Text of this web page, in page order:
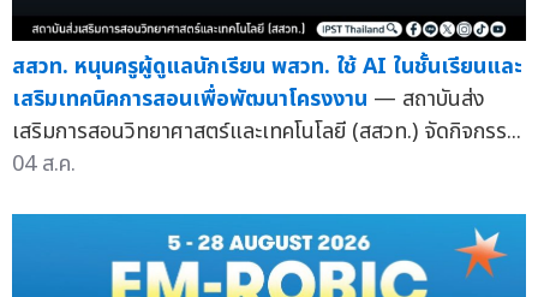
สสวท. หนุนครูผู้ดูแลนักเรียน พสวท. ใช้ AI ในชั้นเรียนและ
เสริมเทคนิคการสอนเพื่อพัฒนาโครงงาน — สถาบันส่ง
เสริมการสอนวิทยาศาสตร์และเทคโนโลยี (สสวท.) จัดกิจกรร...
04 ส.ค.